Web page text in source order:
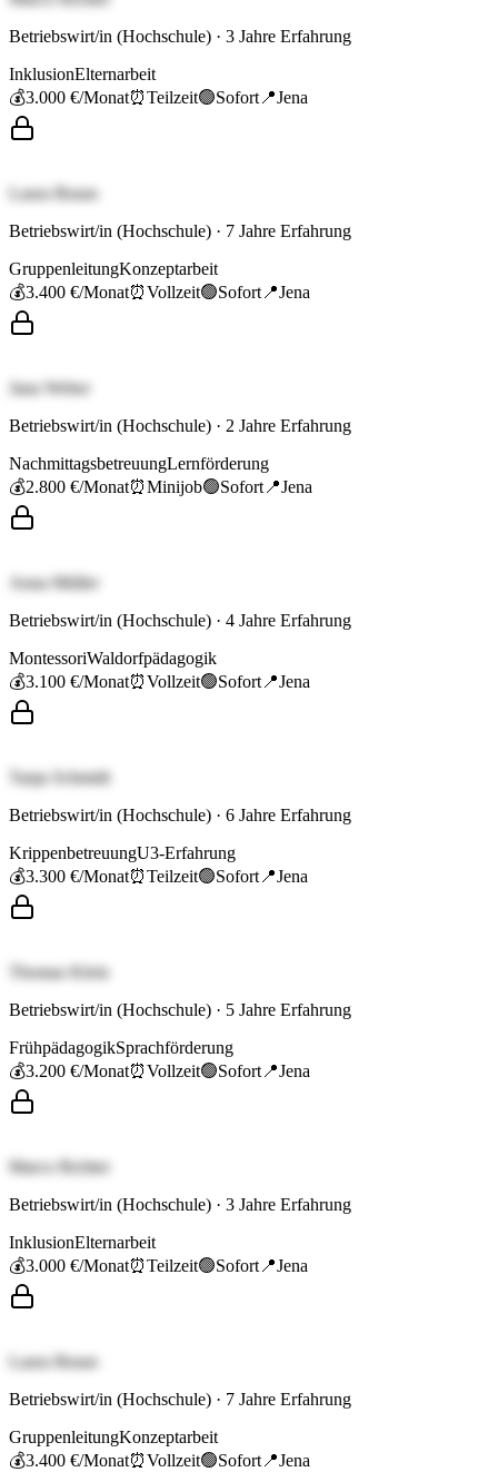
Betriebswirt/in (Hochschule) · 3 Jahre Erfahrung
InklusionElternarbeit
💰3.000 €/Monat⏰Teilzeit🟢Sofort 📍Jena
Laura Braun
Betriebswirt/in (Hochschule) · 7 Jahre Erfahrung
GruppenleitungKonzeptarbeit
💰3.400 €/Monat⏰Vollzeit🟢Sofort 📍Jena
Jana Weber
Betriebswirt/in (Hochschule) · 2 Jahre Erfahrung
NachmittagsbetreuungLernförderung
💰2.800 €/Monat⏰Minijob🟢Sofort 📍Jena
Anna Müller
Betriebswirt/in (Hochschule) · 4 Jahre Erfahrung
MontessoriWaldorfpädagogik
💰3.100 €/Monat⏰Vollzeit🟢Sofort 📍Jena
Tanja Schmidt
Betriebswirt/in (Hochschule) · 6 Jahre Erfahrung
KrippenbetreuungU3-Erfahrung
💰3.300 €/Monat⏰Teilzeit🟢Sofort 📍Jena
Thomas Klein
Betriebswirt/in (Hochschule) · 5 Jahre Erfahrung
FrühpädagogikSprachförderung
💰3.200 €/Monat⏰Vollzeit🟢Sofort 📍Jena
Marco Richter
Betriebswirt/in (Hochschule) · 3 Jahre Erfahrung
InklusionElternarbeit
💰3.000 €/Monat⏰Teilzeit🟢Sofort 📍Jena
Laura Braun
Betriebswirt/in (Hochschule) · 7 Jahre Erfahrung
GruppenleitungKonzeptarbeit
💰3.400 €/Monat⏰Vollzeit🟢Sofort 📍Jena